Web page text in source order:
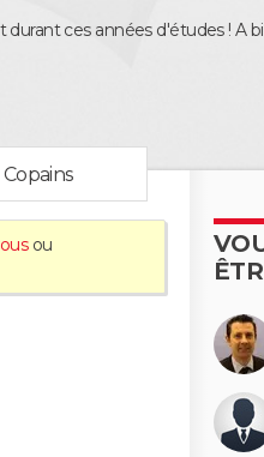
ces années d'études ! A
Copains
ou